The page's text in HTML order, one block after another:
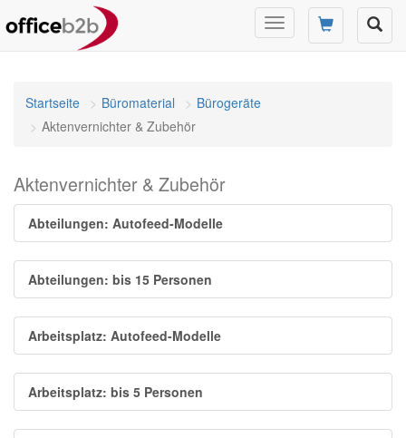
Navigation
umschalten
Startseite Büromaterial
Bürogeräte
Aktenvernichter & Zubehör
Aktenvernichter & Zubehör
Abteilungen: Autofeed-Modelle
Abteilungen: bis 15 Personen
Arbeitsplatz: Autofeed-Modelle
Arbeitsplatz: bis 5 Personen